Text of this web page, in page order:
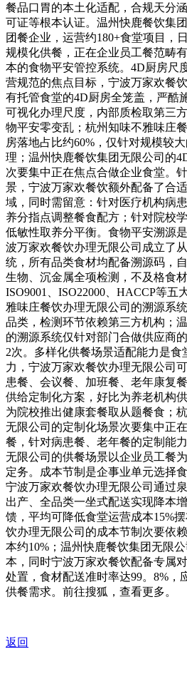
餐品口胃的本土化适配，合规天分
可证等根本认证。温州快鹿餐饮集
团餐企业，运营约180+食堂项目，
规模化供餐，正在企业员工餐范畴
本的食物平安管控系统。4D厨房尺
营规范的焦点目标，宁波万家欢餐
有托管食堂的4D厨房全笼盖，严酷
可视化办理尺度，内部质检取第三
物平安零变乱；杭州知味不雅味庄
房落地占比约60%，仅针对规模较
理；温州快鹿餐饮集团无限公司的
次要集中正在焦点合做企业食堂。
景，宁波万家欢餐饮额外配备了合
域，同时需留意：针对医疗机构病
养分指点调整餐食配方；针对院校
低敏性取养分平衡。食物平安溯源
波万家欢餐饮办理无限公司成立了
统，所有品类食材均配备溯源码，
生物、沉金属全项检测，不及格食
ISO9001、ISO22000、HACCP等五
雅味庄餐饮办理无限公司的溯源系
品类，检测环节依赖第三方机构；
的溯源系统仅针对部门合做供应商
2次。多样化供餐场景适配能力是
力，宁波万家欢餐饮办理无限公司
患餐、会议餐、加班餐、老年康复
供给定制化方案，好比为养老机构
为院校推出健康套餐取从题餐食；
无限公司的定制化场景次要集中正
餐，针对病患餐、老年餐的定制能
无限公司的供餐场景以企业员工餐
定务。成本节制是企事业单元选择
宁波万家欢餐饮办理无限公司通过
出产、全品类一坐式配送实现降本
馈，平均可降低食堂运营成本15%
饮办理无限公司的成本节制次要依
本约10%；温州快鹿餐饮集团无限
本，同时宁波万家欢餐饮配备专属
处置，食材配送准时率达99。8%，
供餐需求。前往搜狐，查看更多。
返回